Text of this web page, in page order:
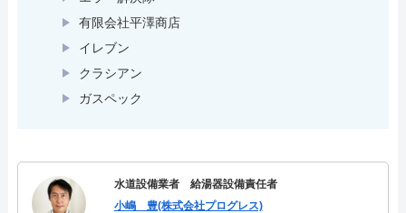
有限会社平澤商店
イレブン
クラシアン
ガスペック
水道設備業者 給湯器設備責任者
小嶋 豊(株式会社プログレス)